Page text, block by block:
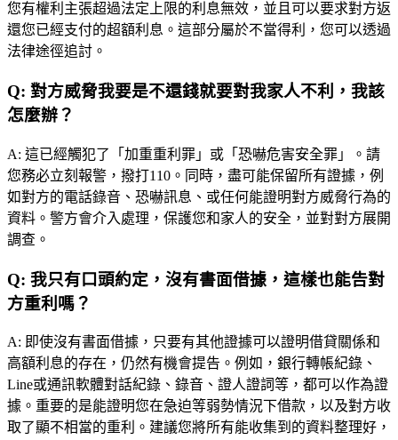
您有權利主張超過法定上限的利息無效，並且可以要求對方返
還您已經支付的超額利息。這部分屬於不當得利，您可以透過
法律途徑追討。
Q: 對方威脅我要是不還錢就要對我家人不利，我該
怎麼辦？
A: 這已經觸犯了「加重重利罪」或「恐嚇危害安全罪」。請
您務必立刻報警，撥打110。同時，盡可能保留所有證據，例
如對方的電話錄音、恐嚇訊息、或任何能證明對方威脅行為的
資料。警方會介入處理，保護您和家人的安全，並對對方展開
調查。
Q: 我只有口頭約定，沒有書面借據，這樣也能告對
方重利嗎？
A: 即使沒有書面借據，只要有其他證據可以證明借貸關係和
高額利息的存在，仍然有機會提告。例如，銀行轉帳紀錄、
Line或通訊軟體對話紀錄、錄音、證人證詞等，都可以作為證
據。重要的是能證明您在急迫等弱勢情況下借款，以及對方收
取了顯不相當的重利。建議您將所有能收集到的資料整理好，